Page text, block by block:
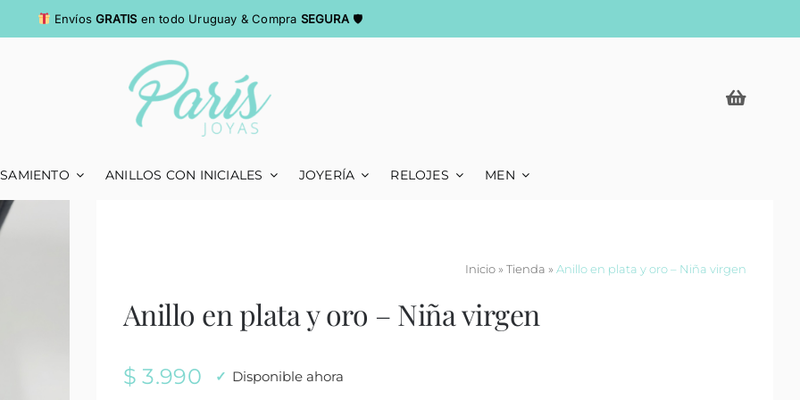
EnvíosGRATIS en todo Uruguay & Compra SEGURA🛡
ANILLOS CON INICIALES JOYERÍA RELOJES MEN
Inicio» Tienda » Anillo en plata y oro – Niña virgen
Anillo en plata y oro – Niña virgen
$ 3.990 Disponible ahora